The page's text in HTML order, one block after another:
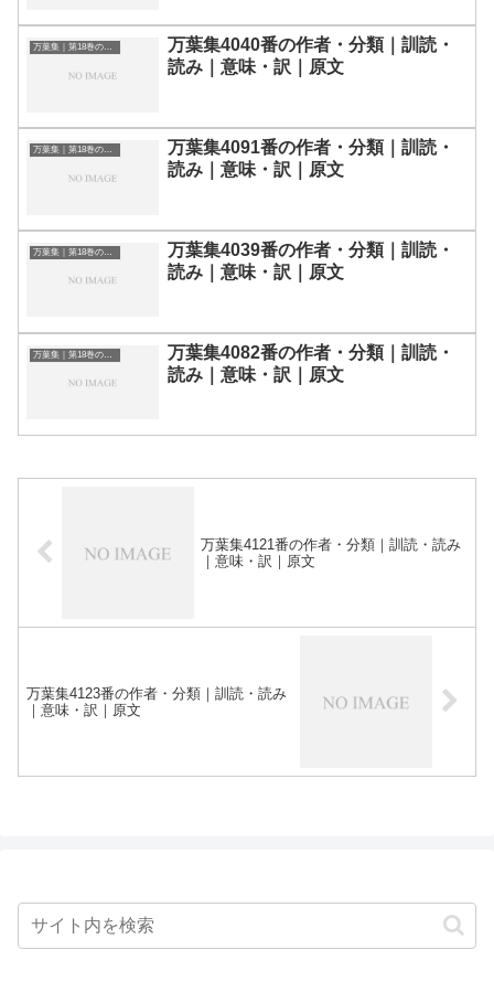
万葉集｜第18巻の和歌一覧
万葉集4040番の作者・分類｜訓読・
読み｜意味・訳｜原文
万葉集｜第18巻の和歌一覧
万葉集4091番の作者・分類｜訓読・
読み｜意味・訳｜原文
万葉集｜第18巻の和歌一覧
万葉集4039番の作者・分類｜訓読・
読み｜意味・訳｜原文
万葉集｜第18巻の和歌一覧
万葉集4082番の作者・分類｜訓読・
読み｜意味・訳｜原文
万葉集4121番の作者・分類｜訓読・読み
｜意味・訳｜原文
万葉集4123番の作者・分類｜訓読・読み
｜意味・訳｜原文